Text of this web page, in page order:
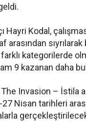
Hayri Kodal,
arasından
kategorilerde
9 kazanan daha
Invasion – İstila
Nisan tarihleri